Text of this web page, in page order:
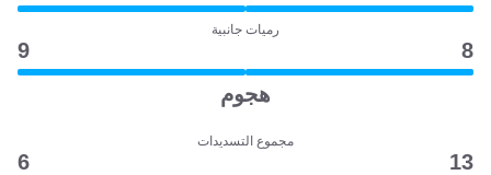
رميات جانبية
8
9
هجوم
مجموع التسديدات
13
6